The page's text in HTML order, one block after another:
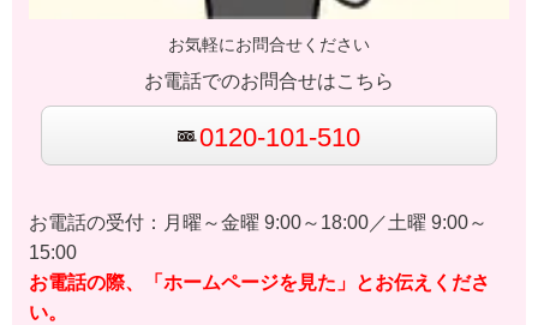
お気軽にお問合せください
お電話でのお問合せはこちら
0120-101-510
お電話の受付：月曜～金曜 9:00～18:00／土曜 9:00～
15:00
お電話の際、「ホームページを見た」とお伝えくださ
い。